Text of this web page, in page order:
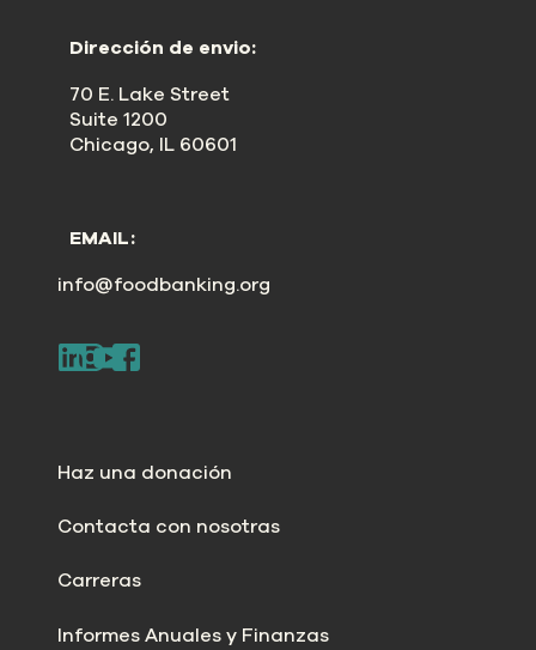
Dirección de envio:
70 E. Lake Street
Suite 1200
Chicago, IL 60601
EMAIL:
info@foodbanking.org
Haz una donación
Contacta con nosotras
Carreras
Informes Anuales y Finanzas